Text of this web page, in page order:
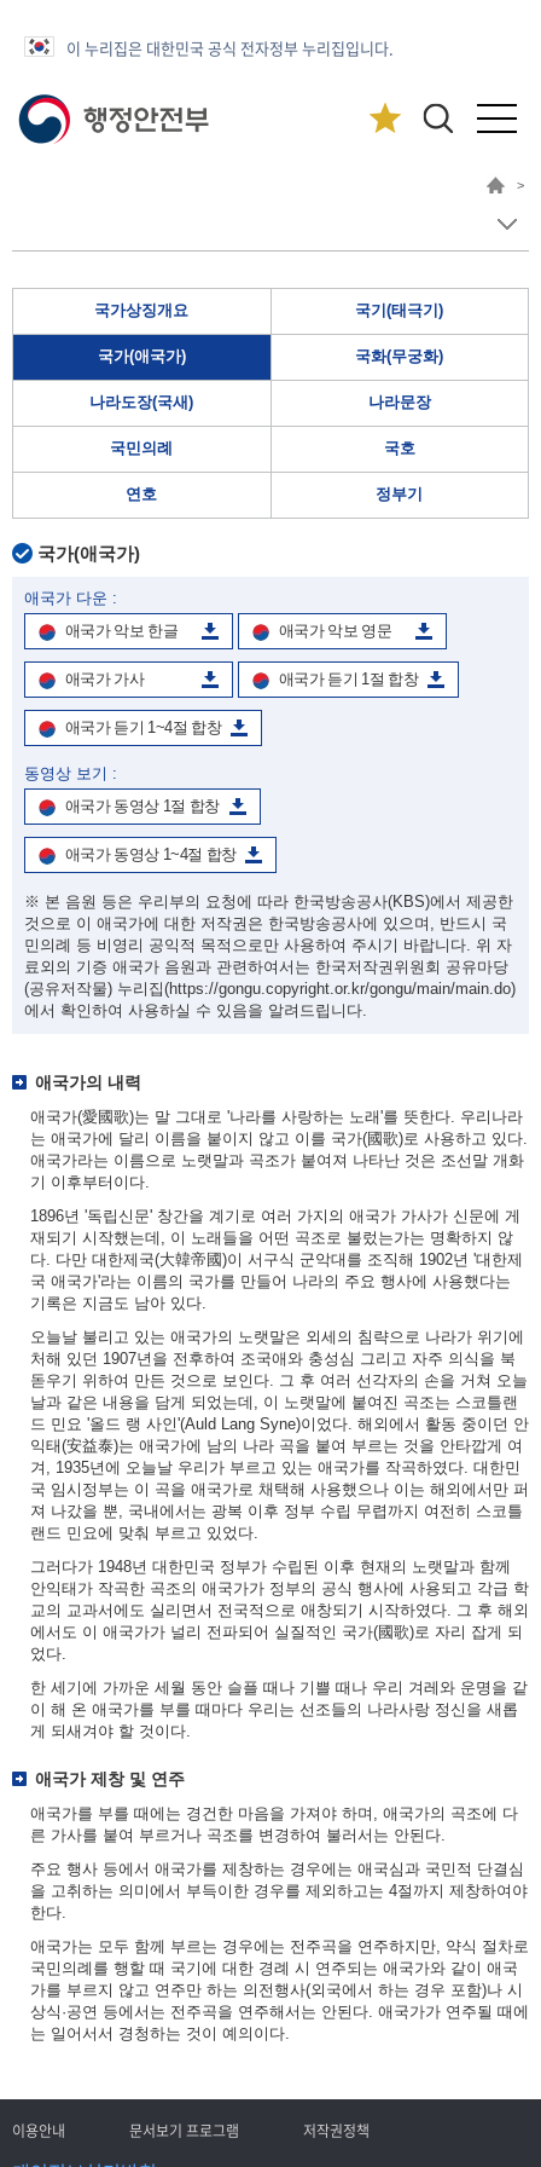
이 누리집은 대한민국 공식 전자정부 누리집입니다.
>
국가상징개요 국기(태극기)
국가(애국가) 국화(무궁화)
나라도장(국새) 나라문장
국민의례 국호
연호 정부기
국가(애국가)
애국가 다운 :
애국가 악보 한글
애국가 악보 영문
애국가 가사 애국가 듣기 1절 합창
애국가 듣기 1~4절 합창
동영상 보기 :
애국가 동영상 1절 합창
애국가 동영상 1~4절 합창
※ 본 음원 등은 우리부의 요청에 따라 한국방송공사(KBS)에서 제공한
것으로 이 애국가에 대한 저작권은 한국방송공사에 있으며, 반드시 국
민의례 등 비영리 공익적 목적으로만 사용하여 주시기 바랍니다. 위 자
료외의 기증 애국가 음원과 관련하여서는 한국저작권위원회 공유마당
(공유저작물) 누리집(https://gongu.copyright.or.kr/gongu/main/main.do)
에서 확인하여 사용하실 수 있음을 알려드립니다.
애국가의 내력
애국가(愛國歌)는 말 그대로 '나라를 사랑하는 노래'를 뜻한다. 우리나라
는 애국가에 달리 이름을 붙이지 않고 이를 국가(國歌)로 사용하고 있다.
애국가라는 이름으로 노랫말과 곡조가 붙여져 나타난 것은 조선말 개화
기 이후부터이다.
1896년 '독립신문' 창간을 계기로 여러 가지의 애국가 가사가 신문에 게
재되기 시작했는데, 이 노래들을 어떤 곡조로 불렀는가는 명확하지 않
다. 다만 대한제국(大韓帝國)이 서구식 군악대를 조직해 1902년 '대한제
국 애국가'라는 이름의 국가를 만들어 나라의 주요 행사에 사용했다는
기록은 지금도 남아 있다.
오늘날 불리고 있는 애국가의 노랫말은 외세의 침략으로 나라가 위기에
처해 있던 1907년을 전후하여 조국애와 충성심 그리고 자주 의식을 북
돋우기 위하여 만든 것으로 보인다. 그 후 여러 선각자의 손을 거쳐 오늘
날과 같은 내용을 담게 되었는데, 이 노랫말에 붙여진 곡조는 스코틀랜
드 민요 '올드 랭 사인'(Auld Lang Syne)이었다. 해외에서 활동 중이던 안
익태(安益泰)는 애국가에 남의 나라 곡을 붙여 부르는 것을 안타깝게 여
겨, 1935년에 오늘날 우리가 부르고 있는 애국가를 작곡하였다. 대한민
국 임시정부는 이 곡을 애국가로 채택해 사용했으나 이는 해외에서만 퍼
져 나갔을 뿐, 국내에서는 광복 이후 정부 수립 무렵까지 여전히 스코틀
랜드 민요에 맞춰 부르고 있었다.
그러다가 1948년 대한민국 정부가 수립된 이후 현재의 노랫말과 함께
안익태가 작곡한 곡조의 애국가가 정부의 공식 행사에 사용되고 각급 학
교의 교과서에도 실리면서 전국적으로 애창되기 시작하였다. 그 후 해외
에서도 이 애국가가 널리 전파되어 실질적인 국가(國歌)로 자리 잡게 되
었다.
한 세기에 가까운 세월 동안 슬플 때나 기쁠 때나 우리 겨레와 운명을 같
이 해 온 애국가를 부를 때마다 우리는 선조들의 나라사랑 정신을 새롭
게 되새겨야 할 것이다.
애국가 제창 및 연주
애국가를 부를 때에는 경건한 마음을 가져야 하며, 애국가의 곡조에 다
른 가사를 붙여 부르거나 곡조를 변경하여 불러서는 안된다.
주요 행사 등에서 애국가를 제창하는 경우에는 애국심과 국민적 단결심
을 고취하는 의미에서 부득이한 경우를 제외하고는 4절까지 제창하여야
한다.
애국가는 모두 함께 부르는 경우에는 전주곡을 연주하지만, 약식 절차로
국민의례를 행할 때 국기에 대한 경례 시 연주되는 애국가와 같이 애국
가를 부르지 않고 연주만 하는 의전행사(외국에서 하는 경우 포함)나 시
상식·공연 등에서는 전주곡을 연주해서는 안된다. 애국가가 연주될 때에
는 일어서서 경청하는 것이 예의이다.
이용안내 문서보기 프로그램 저작권정책